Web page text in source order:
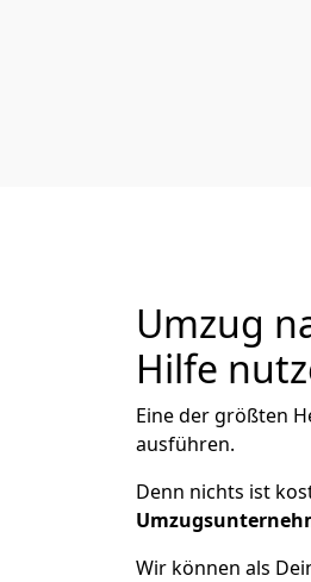
Umzug
Hilfe
Eine der größten
ausführen.
Denn nichts ist
Wir können als